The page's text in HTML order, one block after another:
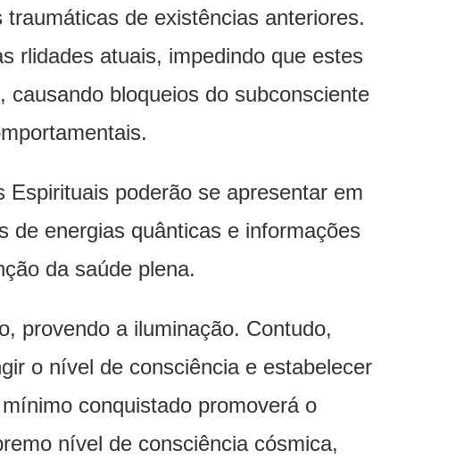
de existências anteriores.
rlidades atuais, impedindo que estes
bloqueios do subconsciente
poderão se apresentar em
de energias quânticas e informações
da saúde plena.
provendo a iluminação. Contudo,
o nível de consciência e estabelecer
conquistado promoverá o
nível de consciência cósmica,